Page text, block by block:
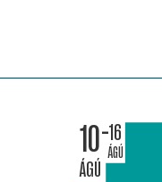
10
ÁGÚ
16
ÁGÚ